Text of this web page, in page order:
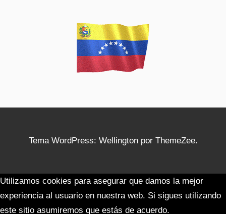
Tema WordPress: Wellington por ThemeZee.
Utilizamos cookies para asegurar que damos la mejor
experiencia al usuario en nuestra web. Si sigues utilizando
este sitio asumiremos que estás de acuerdo.